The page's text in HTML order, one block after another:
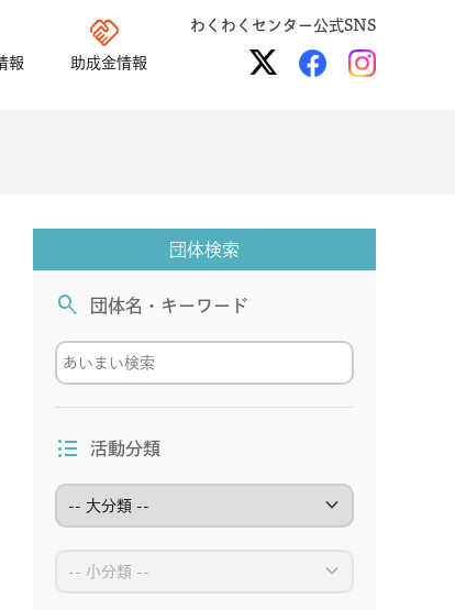
報
handshake
助成金情報
わくわくセンター公式SNS
団体検索
search 団体名・キーワード
format_list_bulleted 活動分類
keyboard_arrow_down
keyboard_arrow_down